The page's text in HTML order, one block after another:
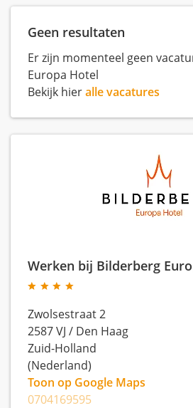
Geen resultaten
Er zijn momenteel geen
Europa Hotel
Bekijk hieralle vacatures
Werken bij Bilderberg
Zwolsestraat 2
2587 VJ / Den Haag
Zuid-Holland
(Nederland)
Toon op Google Maps
0704169595